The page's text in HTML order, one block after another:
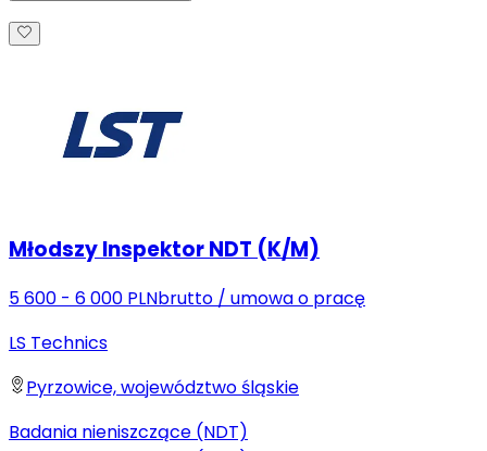
Młodszy Inspektor NDT (K/M)
5 600 - 6 000 PLNbrutto / umowa o pracę
LS Technics
Pyrzowice, województwo śląskie
Badania nieniszczące (NDT)